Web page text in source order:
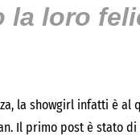
la loro
la showgirl infatti è al
Il primo post è stato di